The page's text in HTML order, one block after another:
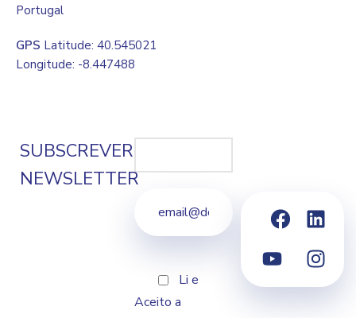
Portugal
GPS Latitude: 40.545021
Longitude: -8.447488
SUBSCREVER
NEWSLETTER
Li e
Aceito a